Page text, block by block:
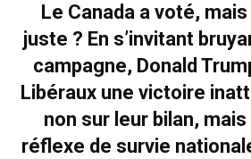
Le Canada a voté,
juste ? En s’invitant
campagne, Donald
Libéraux une victoire
non sur leur bilan,
réflexe de survie